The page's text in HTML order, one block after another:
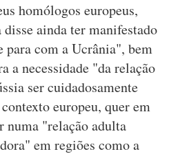
homólogos europeus,
ainda ter manifestado
com a Ucrânia", bem
a necessidade "da relação
ser cuidadosamente
europeu, quer em
numa "relação adulta
em regiões como a